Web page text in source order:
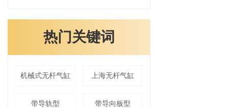
热门关键词
机械式无杆气缸 上海无杆气缸
带导轨型 带导向板型